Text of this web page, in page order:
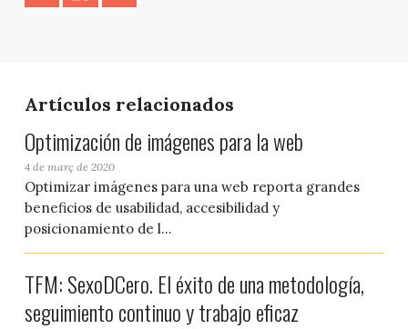
Artículos relacionados
Optimización de imágenes para la web
4 de març de 2020
Optimizar imágenes para una web reporta grandes
beneficios de usabilidad, accesibilidad y
posicionamiento de l...
TFM: SexoDCero. El éxito de una metodología,
seguimiento continuo y trabajo eficaz